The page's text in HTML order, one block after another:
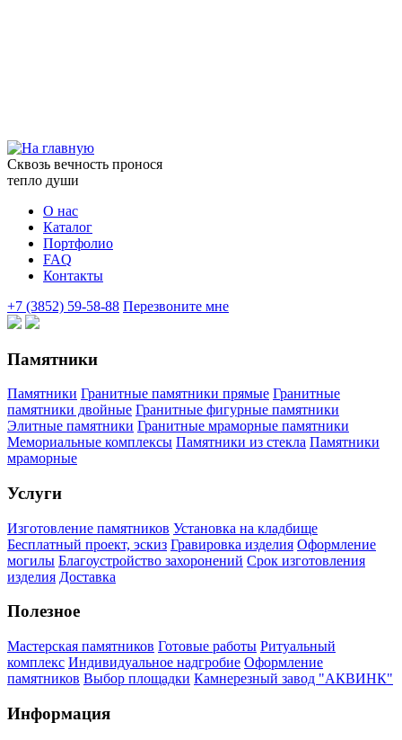
Сквозь вечность пронося
тепло души
О нас
Каталог
Портфолио
FAQ
Контакты
+7 (3852) 59-58-88 Перезвоните мне
Памятники
Памятники Гранитные памятники прямые Гранитные
памятники двойные Гранитные фигурные памятники
Элитные памятники Гранитные мраморные памятники
Мемориальные комплексы Памятники из стекла Памятники
мраморные
Услуги
Изготовление памятников Установка на кладбище
Бесплатный проект, эскиз Гравировка изделия Оформление
могилы Благоустройство захоронений Срок изготовления
изделия Доставка
Полезное
Мастерская памятников Готовые работы Ритуальный
комплекс Индивидуальное надгробие Оформление
памятников Выбор площадки Камнерезный завод "АКВИНК"
Информация